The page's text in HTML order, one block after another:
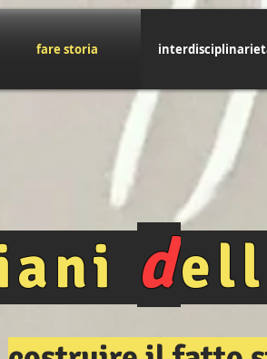
fare storia
d